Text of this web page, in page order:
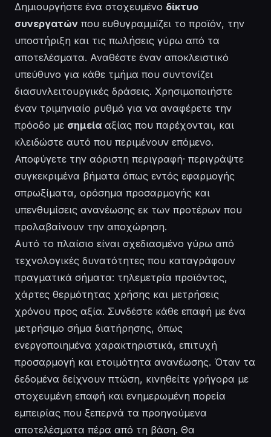
Δημιουργήστε ένα στοχευμένο δίκτυο
συνεργατών που ευθυγραμμίζει το προϊόν, την
υποστήριξη και τις πωλήσεις γύρω από τα
αποτελέσματα. Αναθέστε έναν αποκλειστικό
υπεύθυνο για κάθε τμήμα που συντονίζει
διασυνλειτουργικές δράσεις. Χρησιμοποιήστε
έναν τριμηνιαίο ρυθμό για να αναφέρετε την
πρόοδο με σημεία αξίας που παρέχονται, και
κλειδώστε αυτό που περιμένουν επόμενο.
Αποφύγετε την αόριστη περιγραφή· περιγράψτε
συγκεκριμένα βήματα όπως εντός εφαρμογής
σπρωξίματα, ορόσημα προσαρμογής και
υπενθυμίσεις ανανέωσης εκ των προτέρων που
προλαβαίνουν την αποχώρηση.
Αυτό το πλαίσιο είναι σχεδιασμένο γύρω από
τεχνολογικές δυνατότητες που καταγράφουν
πραγματικά σήματα: τηλεμετρία προϊόντος,
χάρτες θερμότητας χρήσης και μετρήσεις
χρόνου προς αξία. Συνδέστε κάθε επαφή με ένα
μετρήσιμο σήμα διατήρησης, όπως
ενεργοποιημένα χαρακτηριστικά, επιτυχή
προσαρμογή και ετοιμότητα ανανέωσης. Όταν τα
δεδομένα δείχνουν πτώση, κινηθείτε γρήγορα με
στοχευμένη επαφή και ενημερωμένη πορεία
εμπειρίας που ξεπερνά τα προηγούμενα
αποτελέσματα πέρα από τη βάση. Θα